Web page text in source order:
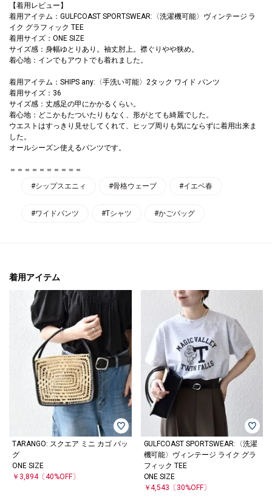
【着用レビュー】
着用アイテム：GULFCOAST SPORTSWEAR:〈洗濯機可能〉ヴィンテージ ラ
イク グラフィック TEE
着用サイズ：ONE SIZE
サイズ感：身幅ゆとりあり。袖丈肘上。襟ぐりやや狭め。
着心地：インでもアウトでも着れました。
着用アイテム：SHIPS any:〈手洗い可能〉2タック ワイド パンツ
着用サイズ：36
サイズ感：丈感足の甲にかかるくらい。
着心地：どこかもたついたりもなく、形がとても綺麗でした。
ウエストはすっきり見せしてくれて、ヒップ周りも気にならずに着用出来ま
した。
オールシーズン使えるパンツです。
＝＝＝＝＝＝＝＝＝＝
#シップスエニィ
#骨格ウェーブ #イエベ春
#ワイドパンツ #Tシャツ #かごバッグ
着用アイテム
TARANGO: スクエア ミニ カゴ バッ
グ
ONE SIZE
￥3,894〔40%OFF〕
GULFCOAST SPORTSWEAR:〈洗濯
機可能〉ヴィンテージ ライク グラ
フィック TEE
ONE SIZE
￥4,543 〔30%OFF〕